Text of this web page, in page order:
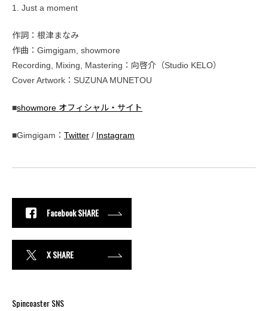
1. Just a moment
作詞：根津まなみ
作曲：Gimgigam, showmore
Recording, Mixing, Mastering：向啓介（Studio KELO）
Cover Artwork：SUZUNA MUNETOU
■showmore オフィシャル・サイト
■Gimgigam： Twitter / Instagram
Facebook SHARE
X SHARE
Spincoaster SNS